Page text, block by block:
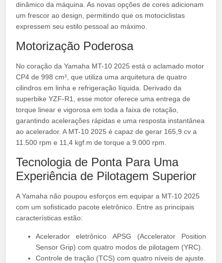
dinâmico da máquina. As novas opções de cores adicionam
um frescor ao design, permitindo que os motociclistas
expressem seu estilo pessoal ao máximo.
Motorização Poderosa
No coração da Yamaha MT-10 2025 está o aclamado motor
CP4 de 998 cm³, que utiliza uma arquitetura de quatro
cilindros em linha e refrigeração líquida. Derivado da
superbike YZF-R1, esse motor oferece uma entrega de
torque linear e vigorosa em toda a faixa de rotação,
garantindo acelerações rápidas e uma resposta instantânea
ao acelerador. A MT-10 2025 é capaz de gerar 165,9 cv a
11.500 rpm e 11,4 kgf.m de torque a 9.000 rpm.
Tecnologia de Ponta Para Uma
Experiência de Pilotagem Superior
A Yamaha não poupou esforços em equipar a MT-10 2025
com um sofisticado pacote eletrônico. Entre as principais
características estão:
Acelerador eletrônico APSG (Accelerator Position
Sensor Grip) com quatro modos de pilotagem (YRC).
Controle de tração (TCS) com quatro níveis de ajuste.